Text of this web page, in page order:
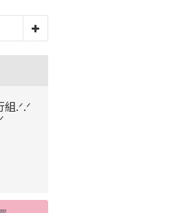
.ᐟ.ᐟ